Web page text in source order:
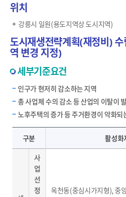
위치
강릉시 일원(용도지역상 도시지역)
도시재생전략계획(재정비)
역 변경 지정)
세부기준요건
인구가 현저히 감소하는 지역
총 사업체 수의 감소 등 산업의 이탈이
노후주택의 증가 등 주거환경이 악화되
구분 활성화
사
업
선
정
옥천동(중심시가지형), 중